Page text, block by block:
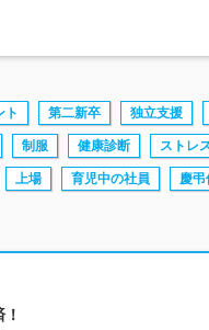
ト 第二新卒 独立支援
制服 健康診断 ストレ
上場 育児中の社員 慶弔